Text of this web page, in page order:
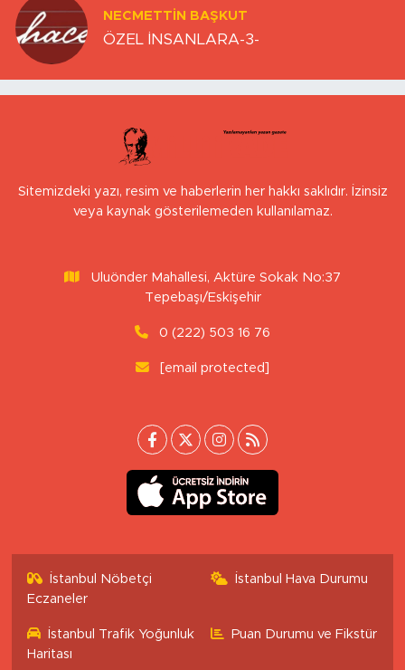
NECMETTIN BAŞKUT
ÖZEL İNSANLARA-3-
Sitemizdeki yazı, resim ve haberlerin her hakkı saklıdır. İzinsiz
veya kaynak gösterilemeden kullanılamaz.
Uluönder Mahallesi, Aktüre Sokak No:37
Tepebaşı/Eskişehir
0 (222) 503 16 76
[email protected]
İstanbul Nöbetçi
Eczaneler
İstanbul Hava Durumu
İstanbul Trafik Yoğunluk
Haritası
Puan Durumu ve Fikstür